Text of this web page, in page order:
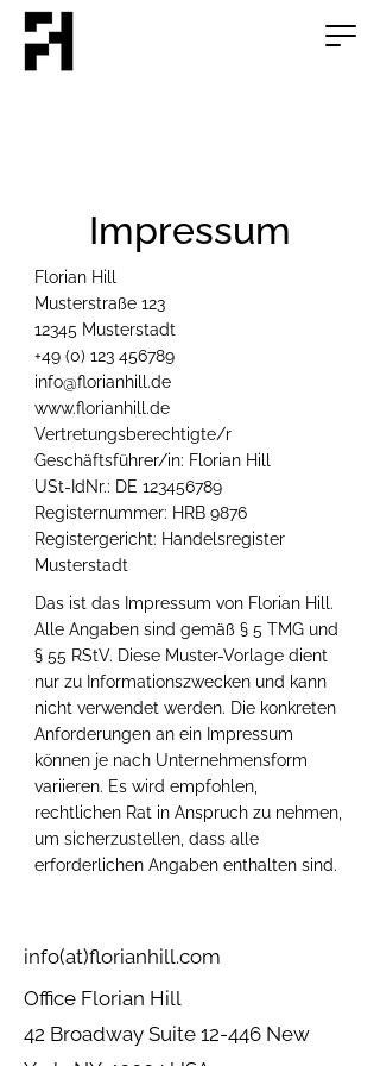
Impressum
Florian Hill
Musterstraße 123
12345 Musterstadt
+49 (0) 123 456789
info@florianhill.de
www.florianhill.de
Vertretungsberechtigte/r
Geschäftsführer/in: Florian Hill
USt-IdNr.: DE 123456789
Registernummer: HRB 9876
Registergericht: Handelsregister
Musterstadt
Das ist das Impressum von Florian Hill.
Alle Angaben sind gemäß § 5 TMG und
§ 55 RStV. Diese Muster-Vorlage dient
nur zu Informationszwecken und kann
nicht verwendet werden. Die konkreten
Anforderungen an ein Impressum
können je nach Unternehmensform
variieren. Es wird empfohlen,
rechtlichen Rat in Anspruch zu nehmen,
um sicherzustellen, dass alle
erforderlichen Angaben enthalten sind.
info(at)florianhill.com
Office Florian Hill
42 Broadway Suite 12-446 New